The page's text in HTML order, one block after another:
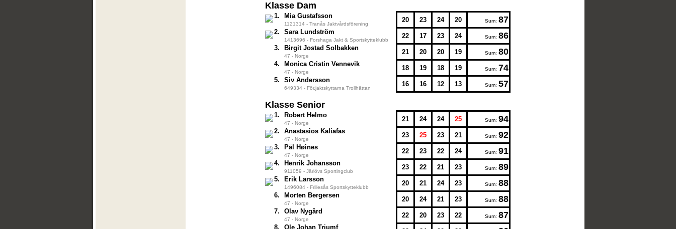
Klasse Dam
1. Mia Gustafsson
1121314 - Tranås Jaktvårdsförening
20 23 24 20 Sum: 87
2. Sara Lundström
1413696 - Forshaga Jakt & Sportskytteklubb
22 17 23 24 Sum: 86
3. Birgit Jostad Solbakken
47 - Norge
21 20 20 19 Sum: 80
4. Monica Cristin Vennevik
47 - Norge
18 19 18 19 Sum: 74
5. Siv Andersson
649334 - För.jaktskyttarna Trollhättan
16 16 12 13 Sum: 57
Klasse Senior
1. Robert Helmo
47 - Norge
21 24 24 25 Sum: 94
2. Anastasios Kaliafas
47 - Norge
23 25 23 21 Sum: 92
3. Pål Høines
47 - Norge
22 23 22 24 Sum: 91
4. Henrik Johansson
911059 - Järlövs Sportingclub
23 22 21 23 Sum: 89
5. Erik Larsson
1496084 - Frillesås Sportskytteklubb
20 21 24 23 Sum: 88
6. Morten Bergersen
47 - Norge
20 24 21 23 Sum: 88
7. Olav Nygård
47 - Norge
22 20 23 22 Sum: 87
8. Ole Johan Triumf